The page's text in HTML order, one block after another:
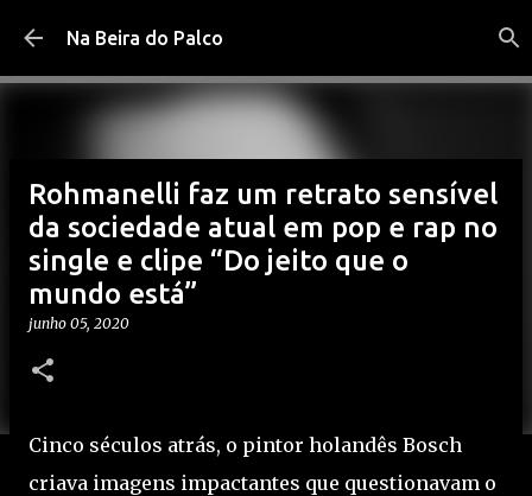
Pular para o conteúdo principal
Na Beira do Palco
Rohmanelli faz um retrato sensível
da sociedade atual em pop e rap no
single e clipe “Do jeito que o
mundo está”
junho 05, 2020
Cinco séculos atrás, o pintor holandês Bosch
criava imagens impactantes que questionavam o